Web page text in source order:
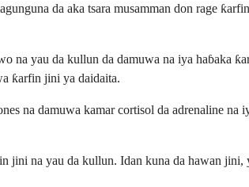
da aka tsara musamman don rage
na yau da kullun da damuwa na iya haɓaka
ƙarfin jini ya daidaita.
na damuwa kamar cortisol da adrenaline na
jini na yau da kullun. Idan kuna da hawan